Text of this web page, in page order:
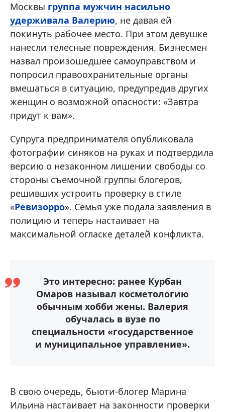
Москвы группа мужчин насильно
удерживала Валерию, не давая ей
покинуть рабочее место. При этом девушке
нанесли телесные повреждения. Бизнесмен
назвал произошедшее самоуправством и
попросил правоохранительные органы
вмешаться в ситуацию, предупредив других
женщин о возможной опасности: «Завтра
придут к вам».
Супруга предпринимателя опубликовала
фотографии синяков на руках и подтвердила
версию о незаконном лишении свободы со
стороны съемочной группы блогеров,
решивших устроить проверку в стиле
«Ревизорро». Семья уже подала заявления в
полицию и теперь настаивает на
максимальной огласке деталей конфликта.
Это интересно: ранее Курбан
Омаров называл косметологию
обычным хобби жены. Валерия
обучалась в вузе по
специальности «государственное
и муниципальное управление».
В свою очередь, бьюти-блогер Марина
Ильина настаивает на законности проверки